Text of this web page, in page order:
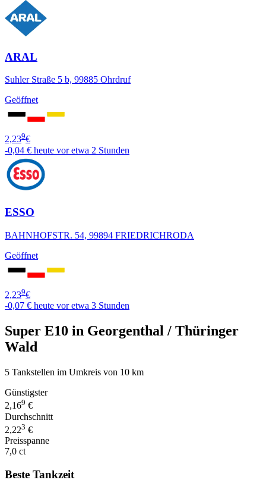
ARAL
Suhler Straße 5 b, 99885 Ohrdruf
Geöffnet
2,239€
-0,04 € heute vor etwa 2 Stunden
ESSO
BAHNHOFSTR. 54, 99894 FRIEDRICHRODA
Geöffnet
2,239€
-0,07 € heute vor etwa 3 Stunden
Super E10 in Georgenthal / Thüringer
Wald
5 Tankstellen im Umkreis von 10 km
Günstigster
2,169 €
Durchschnitt
2,223 €
Preisspanne
7,0 ct
Beste Tankzeit